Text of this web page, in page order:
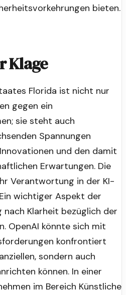
bieten.
Klage
Florida ist nicht nur
gegen ein
sie steht auch
Spannungen
und den damit
Erwartungen. Die
Verantwortung in der KI-
wichtiger Aspekt der
nach Klarheit bezüglich der
OpenAI könnte sich mit
konfrontiert
sondern auch
können. In einer
im Bereich Künstliche